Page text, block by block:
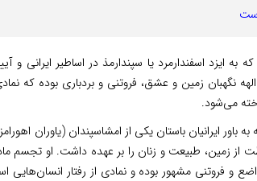
به ایزد اسفندارمرد یا سپندارمذ در اساطیر ایرانی و
الهه نگهبان زمین و عشق، فروتنی و بردباری بوده که
می‌شود.
به باور ایرانیان باستان یکی از امشاسپندان (یاوران
از زمین، طبیعت و زنان را بر عهده داشت. او تجسم
و فروتنی مشهور بوده و نمادی از رفتار انسان‌هایی